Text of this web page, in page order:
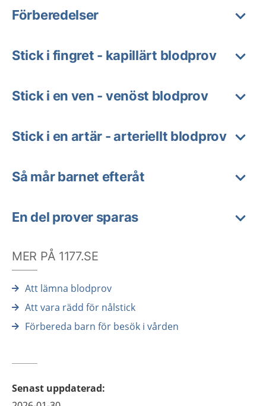
Förberedelser
Stick i fingret - kapillärt blodprov
Stick i en ven - venöst blodprov
Stick i en artär - arteriellt blodprov
Så mår barnet efteråt
En del prover sparas
MER PÅ 1177.SE
Att lämna blodprov
Att vara rädd för nålstick
Förbereda barn för besök i vården
Senast uppdaterad: